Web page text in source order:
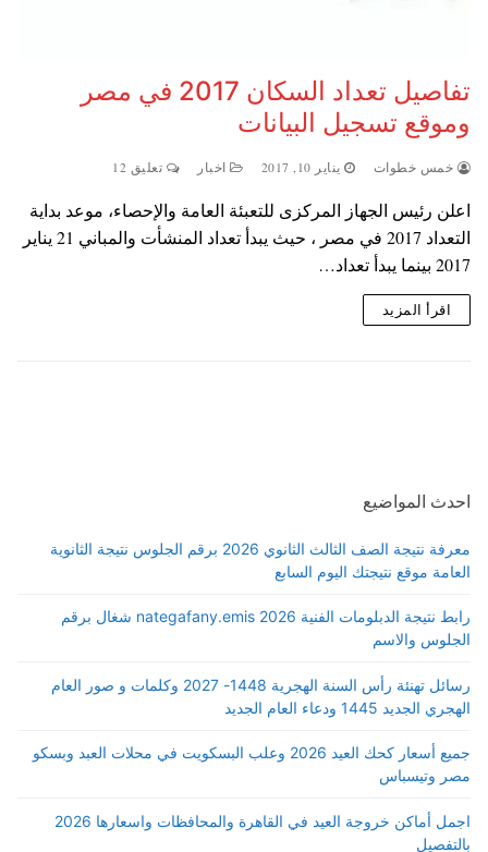
تفاصيل تعداد السكان 2017 في مصر
وموقع تسجيل البيانات
خمس خطوات يناير 10, 2017 اخبار تعليق 12
اعلن رئيس الجهاز المركزى للتعبئة العامة والإحصاء، موعد بداية
التعداد 2017 في مصر ، حيث يبدأ تعداد المنشأت والمباني 21 يناير
2017 بينما يبدأ تعداد…
اقرأ المزيد
احدث المواضيع
معرفة نتيجة الصف الثالث الثانوي 2026 برقم الجلوس نتيجة الثانوية
العامة موقع نتيجتك اليوم السابع
رابط نتيجة الدبلومات الفنية 2026 nategafany.emis شغال برقم
الجلوس والاسم
رسائل تهنئة رأس السنة الهجرية 1448- 2027 وكلمات و صور العام
الهجري الجديد 1445 ودعاء العام الجديد
جميع أسعار كحك العيد 2026 وعلب البسكويت في محلات العبد وبسكو
مصر وتيسباس
اجمل أماكن خروجة العيد في القاهرة والمحافظات واسعارها 2026
بالتفصيل